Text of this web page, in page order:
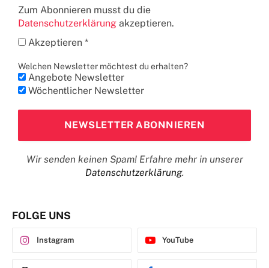
Zum Abonnieren musst du die
Datenschutzerklärung akzeptieren.
Akzeptieren *
Welchen Newsletter möchtest du erhalten?
Angebote Newsletter
Wöchentlicher Newsletter
Wir senden keinen Spam! Erfahre mehr in unserer
Datenschutzerklärung.
FOLGE UNS
Instagram YouTube